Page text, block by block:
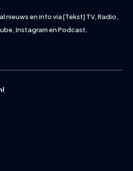
nieuws en info via [Tekst] TV, Radio,
Instagram en Podcast.